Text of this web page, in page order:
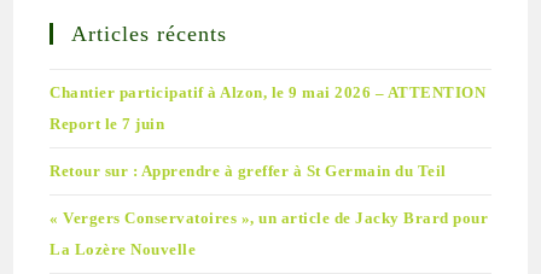
Articles récents
Chantier participatif à Alzon, le 9 mai 2026 – ATTENTION
Report le 7 juin
Retour sur : Apprendre à greffer à St Germain du Teil
« Vergers Conservatoires », un article de Jacky Brard pour
La Lozère Nouvelle